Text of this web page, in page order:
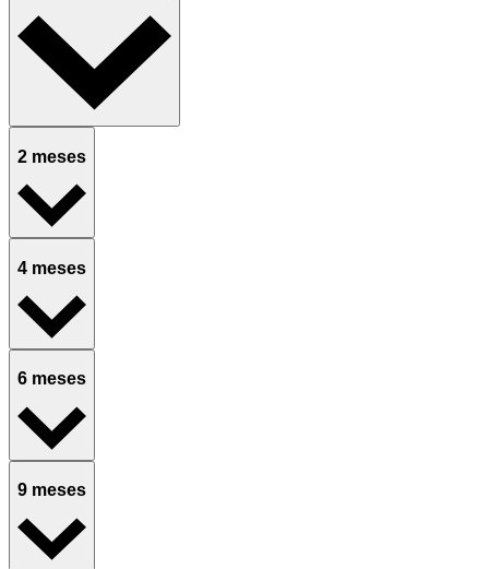
2 meses
4 meses
6 meses
9 meses